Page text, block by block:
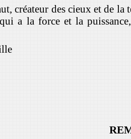
créateur des cieux et de
a la force et la